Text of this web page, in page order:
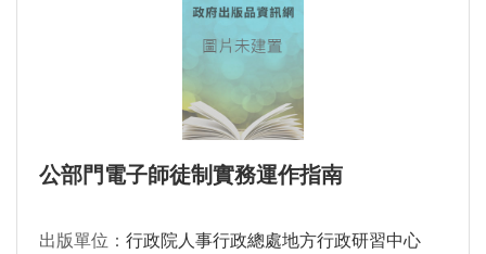
公部門電子師徒制實務運作指南
出版單位： 行政院人事行政總處地方行政研習中心